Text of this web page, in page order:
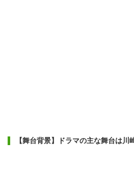
【舞台背景】ドラマの主な舞台は川